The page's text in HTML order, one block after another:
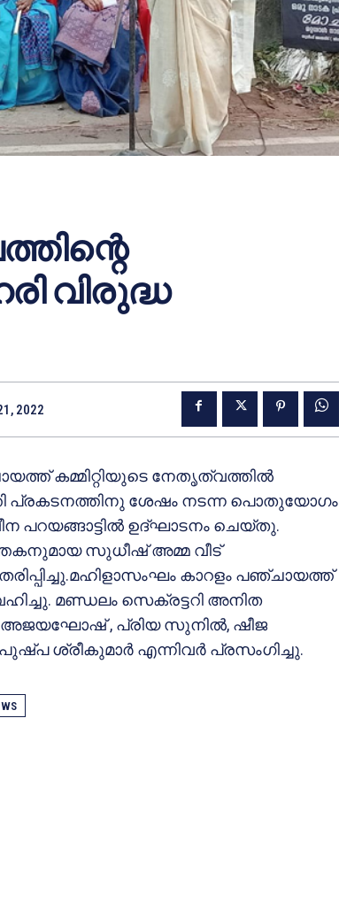
വിരുദ്ധ
2022
കമ്മിറ്റിയുടെ നേതൃത്വത്തിൽ
പ്രകടനത്തിനു ശേഷം നടന്ന പൊതുയോഗം
ഉദ്ഘാടനം ചെയ്തു.
സുധീഷ് അമ്മ വീട്
കാറളം പഞ്ചായത്ത്
മണ്ഡലം സെക്രട്ടറി അനിത
അജയഘോഷ് , പ്രിയ സുനിൽ, ഷീജ
ശ്രീകുമാർ എന്നിവർ പ്രസംഗിച്ചു.